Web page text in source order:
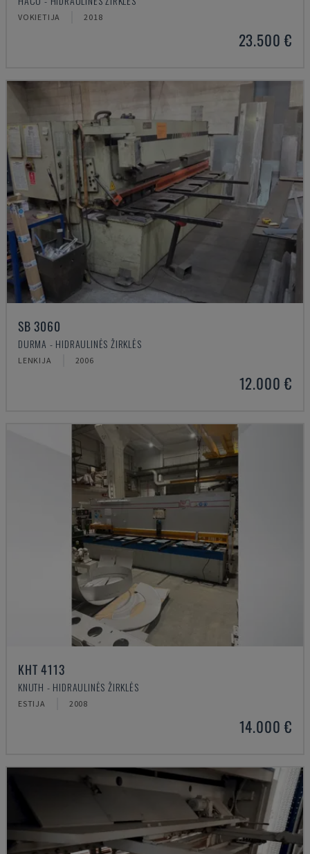
VOKIETIJA 2018
23.500 €
SB 3060
DURMA - HIDRAULINĖS ŽIRKLĖS
LENKIJA 2006
12.000 €
KHT 4113
KNUTH - HIDRAULINĖS ŽIRKLĖS
ESTIJA 2008
14.000 €